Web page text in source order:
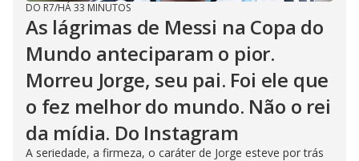
DO R7/HÁ 33 MINUTOS
As lágrimas de Messi na Copa do
Mundo anteciparam o pior.
Morreu Jorge, seu pai. Foi ele que
o fez melhor do mundo. Não o rei
da mídia. Do Instagram
A seriedade, a firmeza, o caráter de Jorge esteve por trás